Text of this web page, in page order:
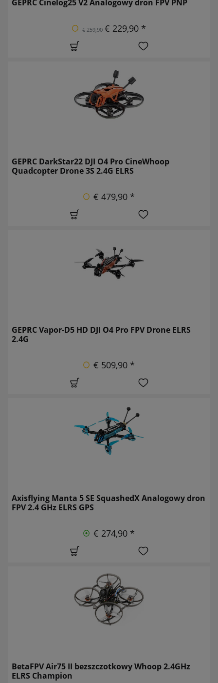
GEPRC Cinelog25 V2 Analogowy dron FPV PNP
€ 259,90 € 229,90 *
GEPRC DarkStar22 DJI O4 Pro CineWhoop
Quadcopter Drone 3S 2.4G ELRS
€ 479,90 *
GEPRC Vapor-D5 HD DJI O4 Pro FPV Drone ELRS
2.4G
€ 509,90 *
Axisflying Manta 5 SE SquashedX Analogowy dron
FPV 2.4 GHz ELRS GPS
€ 274,90 *
BetaFPV Air75 II bezszczotkowy Whoop 2.4GHz
ELRS Champion